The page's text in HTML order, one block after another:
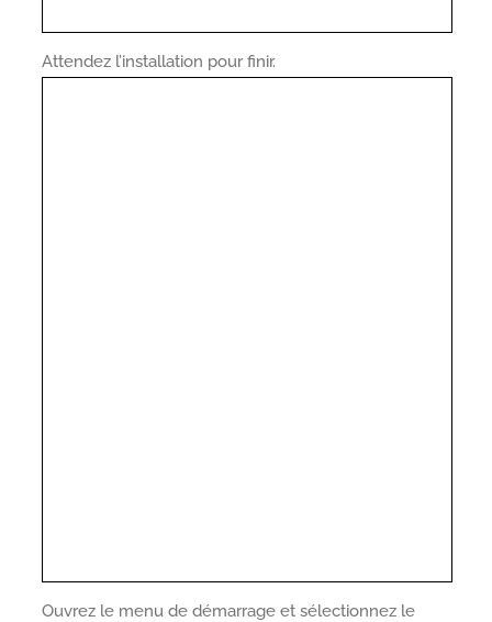
Attendez l’installation pour finir.
Ouvrez le menu de démarrage et sélectionnez le